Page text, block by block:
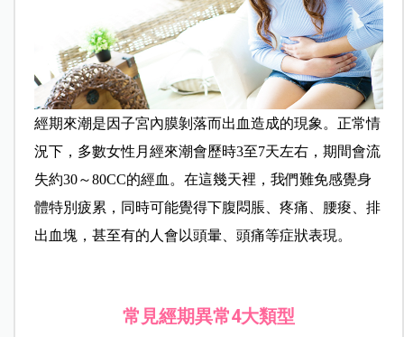
經期來潮是因子宮內膜剝落而出血造成的現象。正常情
況下，多數女性月經來潮會歷時3至7天左右，期間會流
失約30～80CC的經血。在這幾天裡，我們難免感覺身
體特別疲累，同時可能覺得下腹悶脹、疼痛、腰痠、排
出血塊，甚至有的人會以頭暈、頭痛等症狀表現。
常見經期異常4大類型